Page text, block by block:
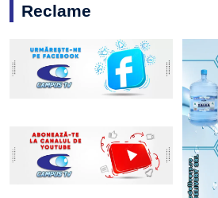
Reclame